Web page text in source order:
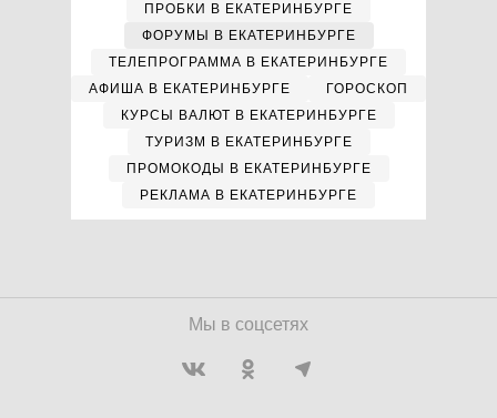
ПРОБКИ В ЕКАТЕРИНБУРГЕ
ФОРУМЫ В ЕКАТЕРИНБУРГЕ
ТЕЛЕПРОГРАММА В ЕКАТЕРИНБУРГЕ
АФИША В ЕКАТЕРИНБУРГЕ
ГОРОСКОП
КУРСЫ ВАЛЮТ В ЕКАТЕРИНБУРГЕ
ТУРИЗМ В ЕКАТЕРИНБУРГЕ
ПРОМОКОДЫ В ЕКАТЕРИНБУРГЕ
РЕКЛАМА В ЕКАТЕРИНБУРГЕ
Мы в соцсетях